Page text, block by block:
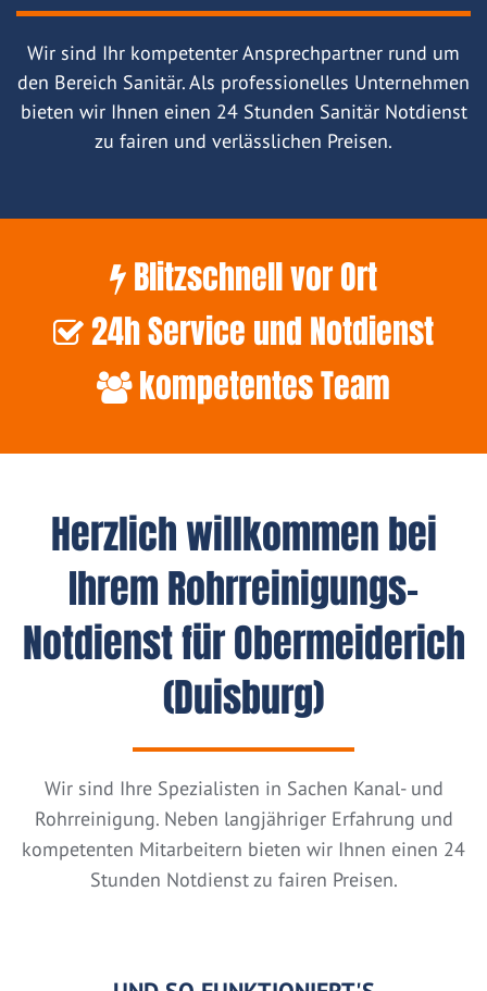
Wir sind Ihr kompetenter Ansprechpartner rund um
den Bereich Sanitär. Als professionelles Unternehmen
bieten wir Ihnen einen 24 Stunden Sanitär Notdienst
zu fairen und verlässlichen Preisen.
Blitzschnell vor Ort
24h Service und Notdienst
kompetentes Team
Herzlich willkommen bei
Ihrem Rohrreinigungs-
Notdienst für Obermeiderich
(Duisburg)
Wir sind Ihre Spezialisten in Sachen Kanal- und
Rohrreinigung. Neben langjähriger Erfahrung und
kompetenten Mitarbeitern bieten wir Ihnen einen 24
Stunden Notdienst zu fairen Preisen.